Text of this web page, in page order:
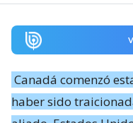
Canadá comenzó
haber sido